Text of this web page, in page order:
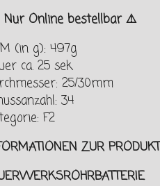
Online bestellbar ⚠️
(in g): 497g
ca. 25 sek
25/30mm
34
F2
ZUR